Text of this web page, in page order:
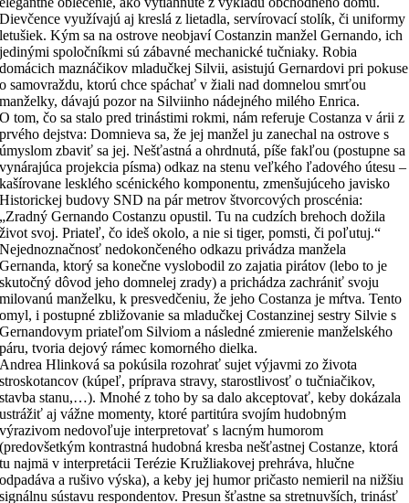
Dievčence využívajú aj kreslá z lietadla, servírovací stolík, či uniformy
letušiek. Kým sa na ostrove neobjaví Costanzin manžel Gernando, ich
jedinými spoločníkmi sú zábavné mechanické tučniaky. Robia
domácich maznáčikov mladučkej Silvii, asistujú Gernardovi pri pokuse
o samovraždu, ktorú chce spáchať v žiali nad domnelou smrťou
manželky, dávajú pozor na Silviinho nádejného milého Enrica.
O tom, čo sa stalo pred trinástimi rokmi, nám referuje Costanza v árii z
prvého dejstva: Domnieva sa, že jej manžel ju zanechal na ostrove s
úmyslom zbaviť sa jej. Nešťastná a ohrdnutá, píše fakľou (postupne sa
vynárajúca projekcia písma) odkaz na stenu veľkého ľadového útesu –
kašírovane lesklého scénického komponentu, zmenšujúceho javisko
Historickej budovy SND na pár metrov štvorcových proscénia:
„Zradný Gernando Costanzu opustil. Tu na cudzích brehoch dožila
život svoj. Priateľ, čo ideš okolo, a nie si tiger, pomsti, či poľutuj.“
Nejednoznačnosť nedokončeného odkazu privádza manžela
Gernanda, ktorý sa konečne vyslobodil zo zajatia pirátov (lebo to je
skutočný dôvod jeho domnelej zrady) a prichádza zachrániť svoju
milovanú manželku, k presvedčeniu, že jeho Costanza je mŕtva. Tento
omyl, i postupné zbližovanie sa mladučkej Costanzinej sestry Silvie s
Gernandovym priateľom Silviom a následné zmierenie manželského
páru, tvoria dejový rámec komorného dielka.
Andrea Hlinková sa pokúsila rozohrať sujet výjavmi zo života
stroskotancov (kúpeľ, príprava stravy, starostlivosť o tučniačikov,
stavba stanu,…). Mnohé z toho by sa dalo akceptovať, keby dokázala
ustrážiť aj vážne momenty, ktoré partitúra svojím hudobným
výrazivom nedovoľuje interpretovať s lacným humorom
(predovšetkým kontrastná hudobná kresba nešťastnej Costanze, ktorá
tu najmä v interpretácii Terézie Kružliakovej prehráva, hlučne
odpadáva a rušivo výska), a keby jej humor pričasto nemieril na nižšiu
signálnu sústavu respondentov. Presun šťastne sa stretnuvších, trinásť